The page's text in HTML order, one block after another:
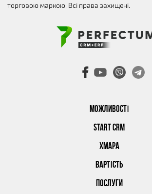
МОЖЛИВОСТІ
START CRM
ХМАРА
ВАРТІСТЬ
ПОСЛУГИ
торговою маркою. Всі права захищені.